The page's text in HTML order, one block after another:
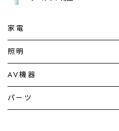
家電
加湿器・空気清浄機
暖房機
照明
シーリングライト
AV機器
テレビ
パーツ